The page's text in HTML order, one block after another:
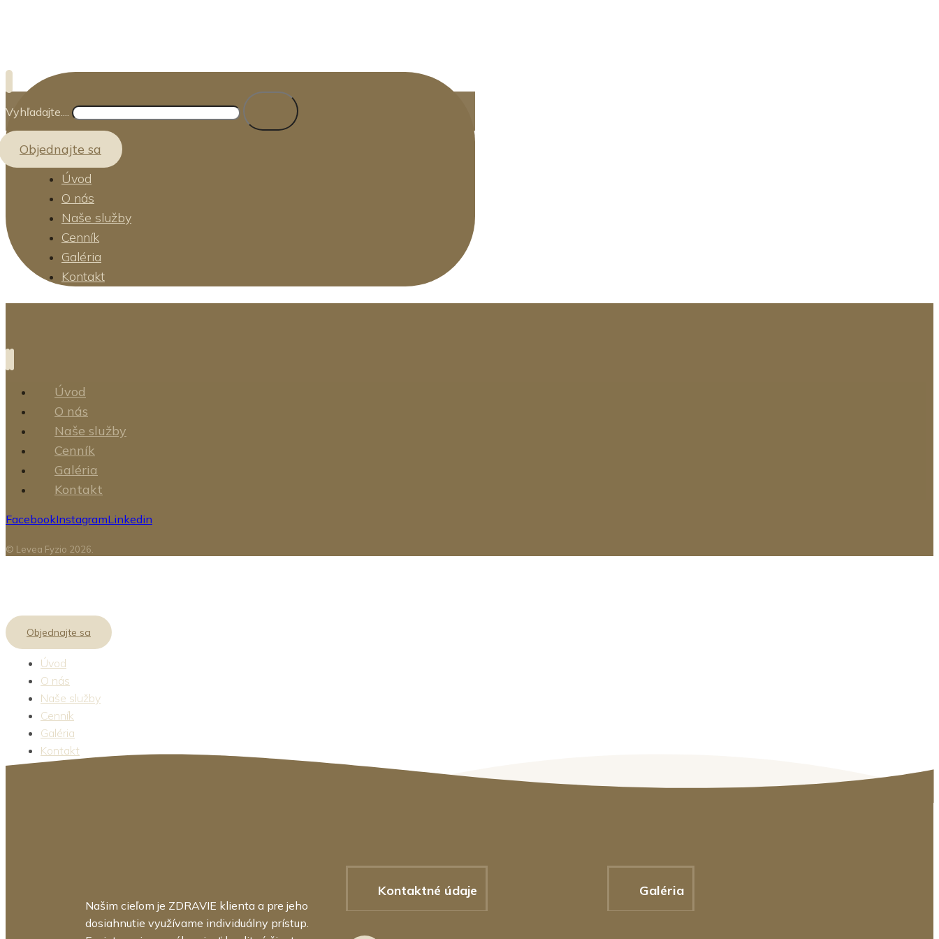
Vyhľadajte....
Objednajte sa
Úvod
O nás
Naše služby
Cenník
Galéria
Kontakt
Úvod
O nás
Naše služby
Cenník
Galéria
Kontakt
FacebookInstagramLinkedin
© Levea Fyzio 2026.
Objednajte sa
Úvod
O nás
Naše služby
Cenník
Galéria
Kontakt
Našim cieľom je ZDRAVIE klienta a pre jeho
dosiahnutie využívame individuálny prístup.
Kontaktné údaje Galéria